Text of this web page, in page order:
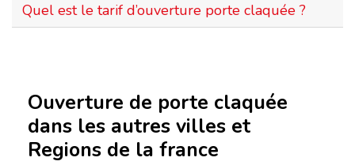
Quel est le tarif d’ouverture porte claquée ?
Ouverture de porte claquée
dans les autres villes et
Regions de la france